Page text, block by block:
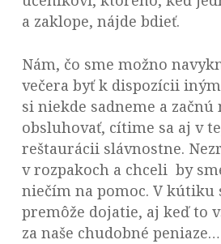
a zaklope, nájde bdieť.
Nám, čo sme možno
večera byť k dispozícii
si niekde sadneme a začnú
obsluhovať, cítime sa aj v
reštaurácii slávnostne.
v rozpakoch a chceli by
niečím na pomoc. V kútiku
premôže dojatie, aj keď to
za naše chudobné peniaze…